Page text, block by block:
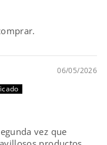
06/05/2026
vez que